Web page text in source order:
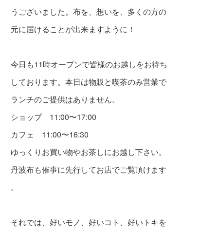
うございました。布を、想いを、多くの方の
元に届けることが出来ますように！
今日も11時オープンで皆様のお越しをお待ち
しております。本日は物販と喫茶のみ営業で
ランチのご提供はありません。
ショップ 11:00〜17:00
カフェ 11:00〜16:30
ゆっくりお買い物やお茶しにお越し下さい。
丹波布も催事に先行してお店でご覧頂けます
。
それでは、好いモノ、好いコト、好いトキを